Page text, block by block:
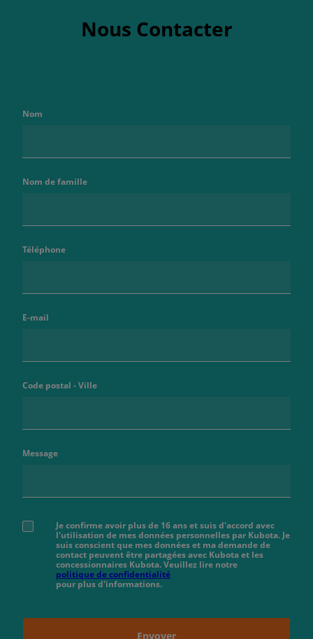
Nous Contacter
Nom
Nom de famille
Téléphone
E-mail
Code postal - Ville
Message
Je confirme avoir plus de 16 ans et suis d'accord avec
l'utilisation de mes données personnelles par Kubota. Je
suis conscient que mes données et ma demande de
contact peuvent être partagées avec Kubota et les
concessionnaires Kubota. Veuillez lire notre
politique de confidentialité
pour plus d'informations.
Envoyer